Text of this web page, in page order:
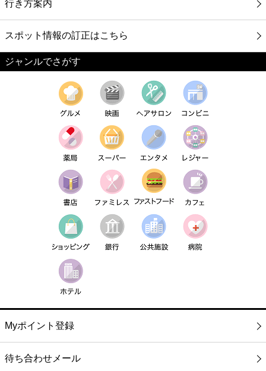
行き方案内
スポット情報の訂正はこちら
ジャンルでさがす
Myポイント登録
待ち合わせメール